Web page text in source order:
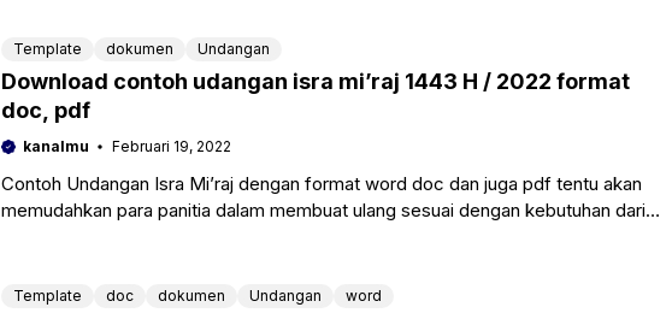
Template dokumen Undangan
Download contoh udangan isra mi’raj 1443 H / 2022 format
doc, pdf
kanalmu Februari 19, 2022
Contoh Undangan Isra Mi’raj dengan format word doc dan juga pdf tentu akan
memudahkan para panitia dalam membuat ulang sesuai dengan kebutuhan dari
Template doc dokumen Undangan word